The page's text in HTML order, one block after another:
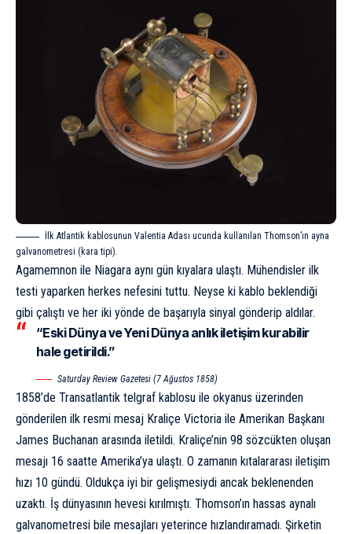
İlk Atlantik kablosunun Valentia Adası ucunda kullanılan Thomson’ın ayna
galvanometresi (kara tipi).
Agamemnon ile Niagara aynı gün kıyalara ulaştı. Mühendisler ilk
testi yaparken herkes nefesini tuttu. Neyse ki kablo beklendiği
gibi çalıştı ve her iki yönde de başarıyla sinyal gönderip aldılar.
“Eski Dünya ve Yeni Dünya anlık iletişim kurabilir
hale getirildi.”
Saturday Review Gazetesi (7 Ağustos 1858)
1858’de Transatlantik telgraf kablosu ile okyanus üzerinden
gönderilen ilk resmi mesaj Kraliçe Victoria ile Amerikan Başkanı
James Buchanan arasında iletildi. Kraliçe’nin 98 sözcükten oluşan
mesajı 16 saatte Amerika’ya ulaştı. O zamanın kıtalararası iletişim
hızı 10 gündü. Oldukça iyi bir gelişmesiydi ancak beklenenden
uzaktı. İş dünyasının hevesi kırılmıştı. Thomson’ın hassas aynalı
galvanometresi bile mesajları yeterince hızlandıramadı. Şirketin